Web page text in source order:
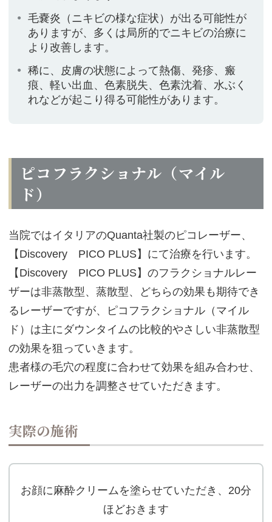
毛嚢炎（ニキビの様な症状）が出る可能性が
ありますが、多くは局所的でニキビの治療に
より改善します。
稀に、皮膚の状態によって熱傷、発疹、瘢
痕、軽い出血、色素脱失、色素沈着、水ぶく
れなどが起こり得る可能性があります。
ピコフラクショナル（マイル
ド）
当院ではイタリアのQuanta社製のピコレーザー、
【Discovery PICO PLUS】にて治療を行います。
【Discovery PICO PLUS】のフラクショナルレー
ザーは非蒸散型、蒸散型、どちらの効果も期待でき
るレーザーですが、ピコフラクショナル（マイル
ド）は主にダウンタイムの比較的やさしい非蒸散型
の効果を狙っていきます。
患者様の毛穴の程度に合わせて効果を組み合わせ、
レーザーの出力を調整させていただきます。
実際の施術
お顔に麻酔クリームを塗らせていただき、20分
ほどおきます